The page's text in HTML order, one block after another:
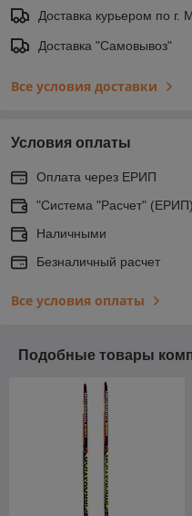
Доставка курьером по г.
Доставка "Самовывоз"
Все условия доставки
Условия оплаты
Оплата через ЕРИП
"Система "Расчет" (ЕРИП)
Наличными
Безналичный расчет
Все условия оплаты
Подобные товары